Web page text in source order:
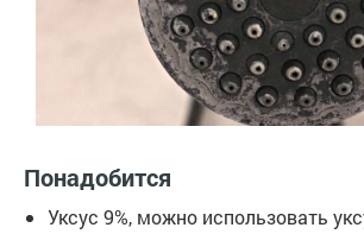
Понадобится
Уксус 9%, можно использовать